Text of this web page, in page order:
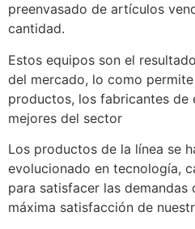
preenvasado de artículos
cantidad.
Estos equipos son el
del mercado, lo como
productos, los fabricantes de
mejores del sector
Los productos de la línea se
evolucionado en tecnología,
para satisfacer las
máxima satisfacción de